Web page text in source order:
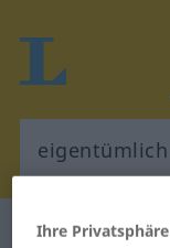
Deutsch-
Ihre